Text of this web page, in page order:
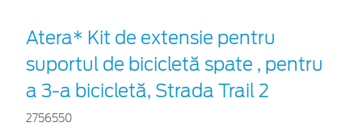
Atera* Kit de extensie pentru
suportul de bicicletă spate , pentru
a 3-a bicicletă, Strada Trail 2
2756550